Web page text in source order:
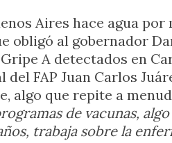
Aires hace agua
obligó al gobernador
A detectados en
FAP Juan Carlos
algo que repite a
de vacunas,
trabaja sobre la